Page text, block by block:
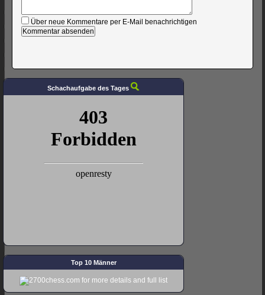
Über neue Kommentare per E-Mail benachrichtigen
Schachaufgabe des Tages
Top 10 Männer